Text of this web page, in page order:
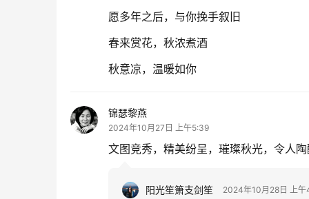
愿多年之后，与你挽手叙旧
春来赏花，秋浓煮酒
秋意凉，温暖如你
锦瑟黎燕
2024年10月27日 上午5:39
文图竞秀，精美纷呈，璀璨秋光，令人陶
阳光笙箫支剑笙 2024年10月28日 上午